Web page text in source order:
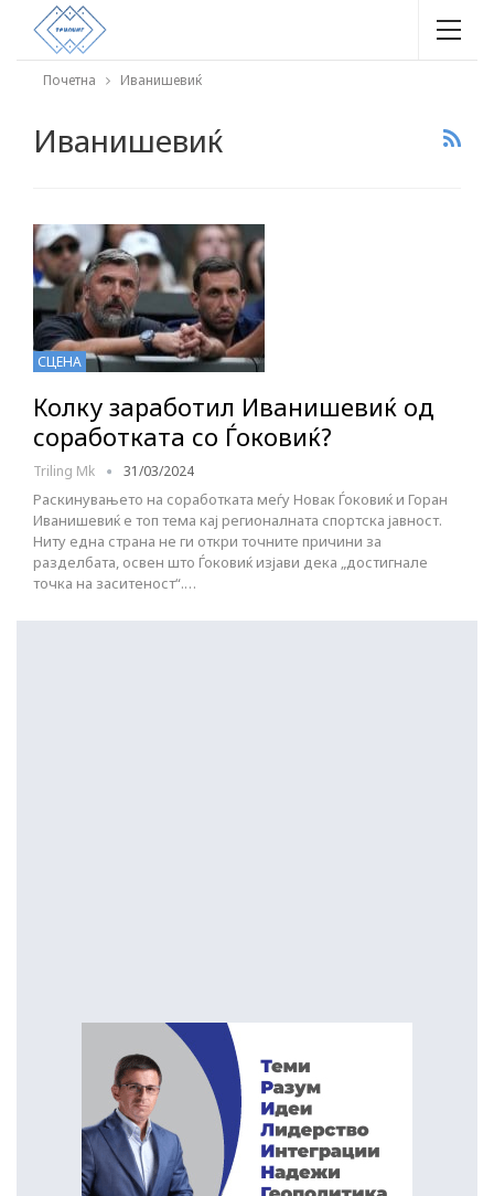
Почетна Иванишевиќ
Иванишевиќ
СЦЕНА
Колку заработил Иванишевиќ од
соработката со Ѓоковиќ?
Triling Mk 31/03/2024
Раскинувањето на соработката меѓу Новак Ѓоковиќ и Горан
Иванишевиќ е топ тема кај регионалната спортска јавност.
Ниту една страна не ги откри точните причини за
разделбата, освен што Ѓоковиќ изјави дека „достигнале
точка на заситеност“.…